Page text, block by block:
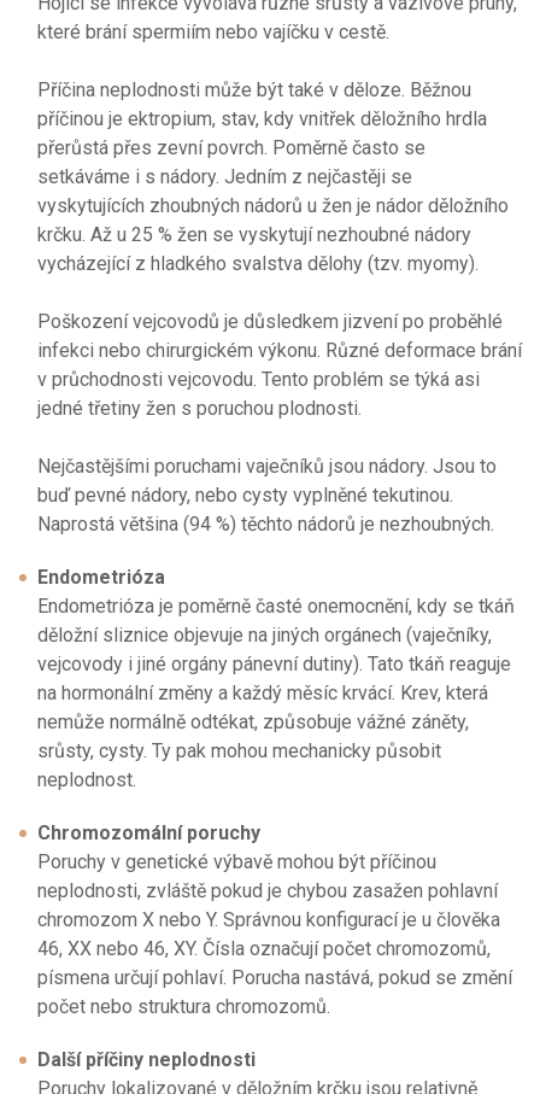
které brání spermiím nebo vajíčku v cestě.
Příčina neplodnosti může být také v děloze. Běžnou
příčinou je ektropium, stav, kdy vnitřek děložního hrdla
přerůstá přes zevní povrch. Poměrně často se
setkáváme i s nádory. Jedním z nejčastěji se
vyskytujících zhoubných nádorů u žen je nádor děložního
krčku. Až u 25 % žen se vyskytují nezhoubné nádory
vycházející z hladkého svalstva dělohy (tzv. myomy).
Poškození vejcovodů je důsledkem jizvení po proběhlé
infekci nebo chirurgickém výkonu. Různé deformace brání
v průchodnosti vejcovodu. Tento problém se týká asi
jedné třetiny žen s poruchou plodnosti.
Nejčastějšími poruchami vaječníků jsou nádory. Jsou to
buď pevné nádory, nebo cysty vyplněné tekutinou.
Naprostá většina (94 %) těchto nádorů je nezhoubných.
Endometrióza
Endometrióza je poměrně časté onemocnění, kdy se tkáň
děložní sliznice objevuje na jiných orgánech (vaječníky,
vejcovody i jiné orgány pánevní dutiny). Tato tkáň reaguje
na hormonální změny a každý měsíc krvácí. Krev, která
nemůže normálně odtékat, způsobuje vážné záněty,
srůsty, cysty. Ty pak mohou mechanicky působit
neplodnost.
Chromozomální poruchy
Poruchy v genetické výbavě mohou být příčinou
neplodnosti, zvláště pokud je chybou zasažen pohlavní
chromozom X nebo Y. Správnou konfigurací je u člověka
46, XX nebo 46, XY. Čísla označují počet chromozomů,
písmena určují pohlaví. Porucha nastává, pokud se změní
počet nebo struktura chromozomů.
Další příčiny neplodnosti
Poruchy lokalizované v děložním krčku jsou relativně